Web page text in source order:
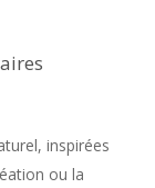
inspirées
ou la